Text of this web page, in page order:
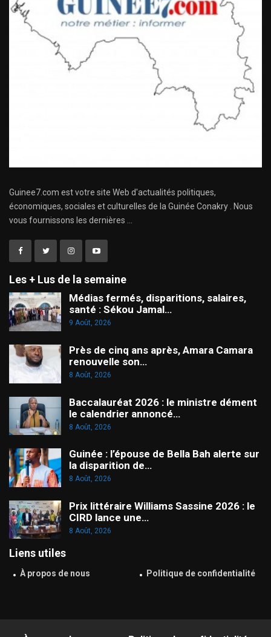
Guinee7.com est votre site Web d'actualités politiques,
économiques, sociales et culturelles de la Guinée Conakry . Nous
vous fournissons les dernières ...
Les + Lus de la semaine
Médias fermés, disparitions, salaires,
santé : Sékou Jamal…
9 Août, 2026
Près de cinq ans après, Amara Camara
renouvelle son…
8 Août, 2026
Baccalauréat 2026 : le ministre dément
le calendrier annoncé…
8 Août, 2026
Guinée : l’épouse de Bella Bah alerte sur
la disparition de…
8 Août, 2026
Prix littéraire Williams Sassine 2026 : le
CIRD lance une…
8 Août, 2026
Liens utiles
À propos de nous Politique de confidentialité